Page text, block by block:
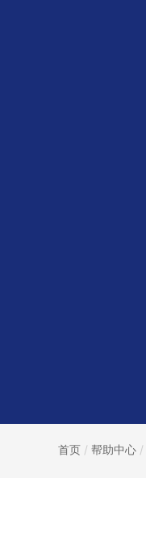
首页 / 帮助中心 /